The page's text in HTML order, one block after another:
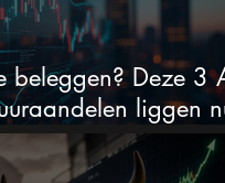
Deze 3
liggen nu